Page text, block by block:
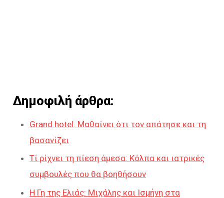
Δημοφιλή άρθρα:
Grand hotel: Μαθαίνει ότι τον απάτησε και τη
βασανίζει
Τί ρίχνει τη πίεση άμεσα: Κόλπα και ιατρικές
συμβουλές που θα βοηθήσουν
Η Γη της Ελιάς: Μιχάλης και Ισμήνη στα